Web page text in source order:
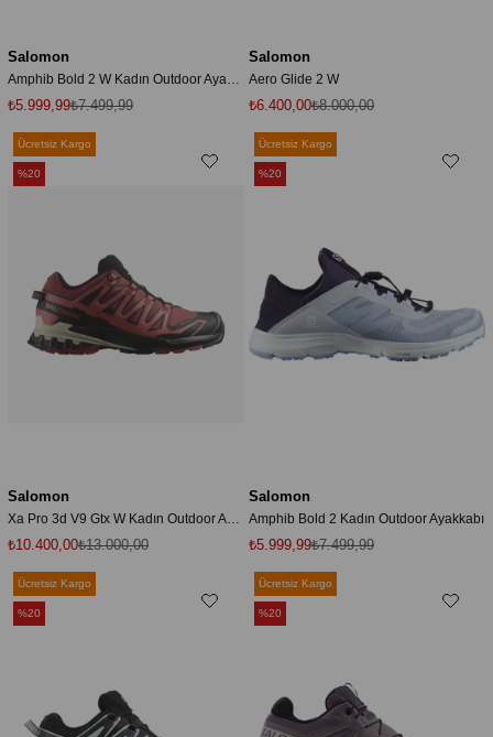
Salomon
Amphib Bold 2 W Kadın Outdoor Ayakkabı
₺5.999,99₺7.499,99
Salomon
Aero Glide 2 W
₺6.400,00₺8.000,00
Salomon
₺10.400,00₺13.000,00
Ücretsiz Kargo
%20
Salomon
Amphib Bold 2 Kadın Outdoor Ayakkabı
₺5.999,99₺7.499,99
Ücretsiz Kargo
%20
Ücretsiz Kargo
%20
Ücretsiz Kargo
%20